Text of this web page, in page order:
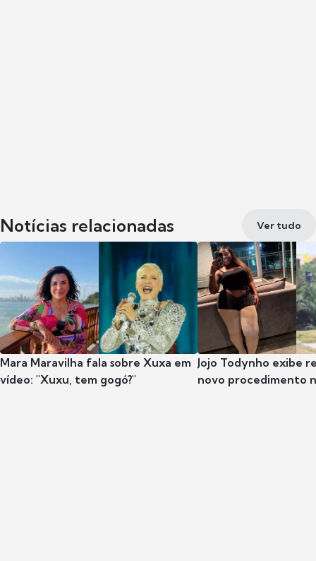
Notícias relacionadas Ver tudo
Mara Maravilha fala sobre Xuxa em
vídeo: "Xuxu, tem gogó?"
Jojo Todynho exibe
novo procedimento